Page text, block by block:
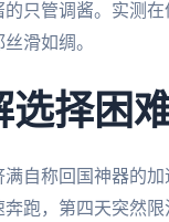
的只管调酱。实测
滑如绸。
选择困
满自称回国神器的
奔跑，第四天突然